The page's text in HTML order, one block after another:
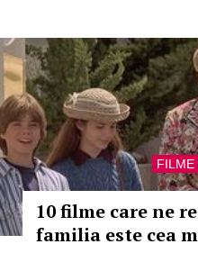
FILME
10 filme care ne
familia este cea